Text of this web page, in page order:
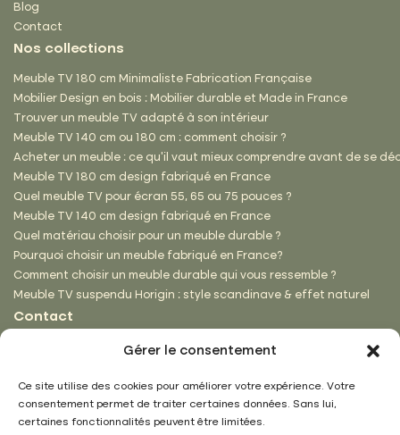
Gérer le consentement
Ce site utilise des cookies pour améliorer votre expérience. Votre
consentement permet de traiter certaines données. Sans lui,
certaines fonctionnalités peuvent être limitées.
Blog
Contact
Nos collections
Meuble TV 180 cm Minimaliste Fabrication Française
Mobilier Design en bois : Mobilier durable et Made in France
Trouver un meuble TV adapté à son intérieur
Meuble TV 140 cm ou 180 cm : comment choisir ?
Acheter un meuble : ce qu’il vaut mieux comprendre avant de se
Meuble TV 180 cm design fabriqué en France
Quel meuble TV pour écran 55, 65 ou 75 pouces ?
Meuble TV 140 cm design fabriqué en France
Quel matériau choisir pour un meuble durable ?
Pourquoi choisir un meuble fabriqué en France?
Comment choisir un meuble durable qui vous ressemble ?
Meuble TV suspendu Horigin : style scandinave & effet naturel
Contact
88200 Saint-Nabord
03 29 62 18 39
contact@hecko.fr